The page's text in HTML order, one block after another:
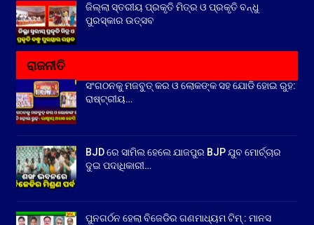
ଜିଲ୍ଲା ସ୍ତରୀୟ ପ୍ରକୃତି ମିତ୍ର ଓ ପ୍ରକୃତି ବନ୍ଧୁ
ପୁରସ୍କାର ଉତ୍ସବ
ରାଜନୀତି
ସଂଗଠନକୁ ମଜବୁତ୍ କର ଓ ଲୋକଙ୍କ ସହ ଯୋଡି ହୋଇ ରୁହ:
ରାଷ୍ଟ୍ରୀୟ…
BJD ରେ ସାମିଲ ହେଲେ ଯାଜପୁର BJP ଯୁବ ମୋର୍ଚ୍ଚାର
ଦୁଇ ପଦାଧିକାରୀ…
ପୁନଗର୍ଠନ ହେଲା ବିଜେଡିର ଗଣମାଧ୍ୟମ ଟିମ୍ : ମାନସ